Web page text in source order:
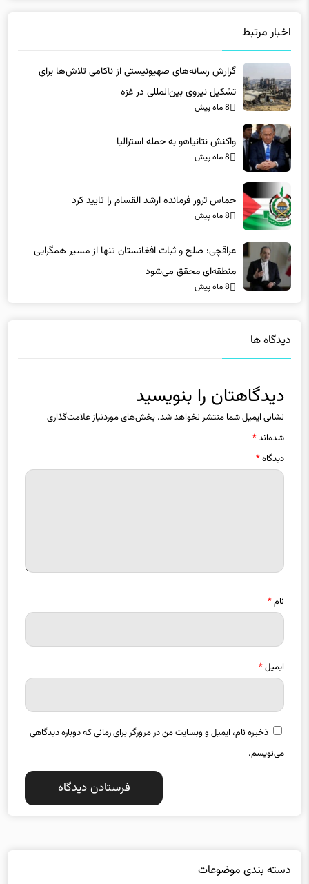
اخبار مرتبط
گزارش رسانه‌های صهیونیستی از ناکامی تلاش‌ها برای
تشکیل نیروی بین‌المللی در غزه
8 ماه پیش
واکنش نتانیاهو به حمله استرالیا
8 ماه پیش
حماس ترور فرمانده ارشد القسام را تایید کرد
8 ماه پیش
عراقچی: صلح و ثبات افغانستان تنها از مسیر همگرایی
منطقه‌ای محقق می‌شود
8 ماه پیش
دیدگاه ها
دیدگاهتان را بنویسید
نشانی ایمیل شما منتشر نخواهد شد. بخش‌های موردنیاز علامت‌گذاری
شده‌اند*
دیدگاه*
نام*
ایمیل*
ذخیره نام، ایمیل و وبسایت من در مرورگر برای زمانی که دوباره دیدگاهی
می‌نویسم.
دسته بندی موضوعات